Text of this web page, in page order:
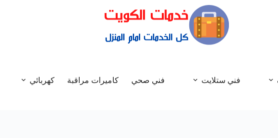
فني ستلايت فني صحي كاميرات مراقبة كهربائي